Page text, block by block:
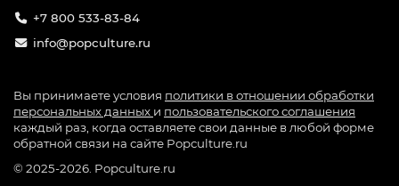
+7 800 533-83-84
info@popculture.ru
Вы принимаете условия политики в отношении обработки
персональных данных и пользовательского соглашения
каждый раз, когда оставляете свои данные в любой форме
обратной связи на сайте Popculture.ru
© 2025-2026. Popculture.ru